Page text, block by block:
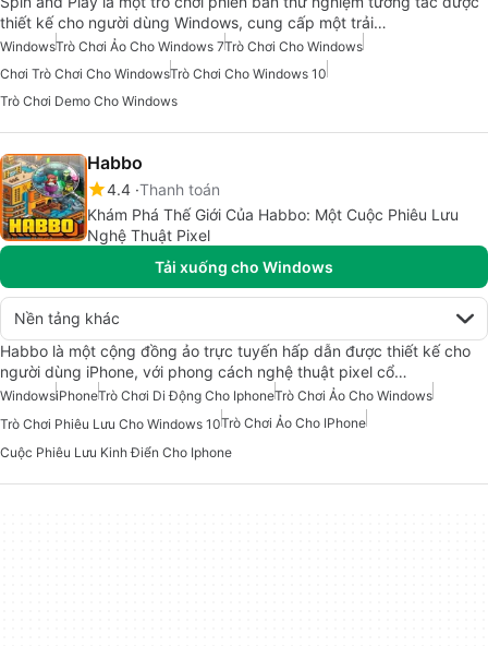
thiết kế cho người dùng Windows, cung cấp một trải…
WindowsTrò Chơi Ảo Cho Windows 7Trò Chơi Cho Windows
Chơi Trò Chơi Cho WindowsTrò Chơi Cho Windows 10
Trò Chơi Demo Cho Windows
Habbo
4.4 Thanh toán
Khám Phá Thế Giới Của Habbo: Một Cuộc Phiêu Lưu
Nghệ Thuật Pixel
Tải xuống cho Windows
Nền tảng khác
Habbo là một cộng đồng ảo trực tuyến hấp dẫn được thiết kế cho
người dùng iPhone, với phong cách nghệ thuật pixel cổ…
WindowsiPhoneTrò Chơi Di Động Cho IphoneTrò Chơi Ảo Cho Windows
Trò Chơi Phiêu Lưu Cho Windows 10Trò Chơi Ảo Cho IPhone
Cuộc Phiêu Lưu Kinh Điển Cho Iphone